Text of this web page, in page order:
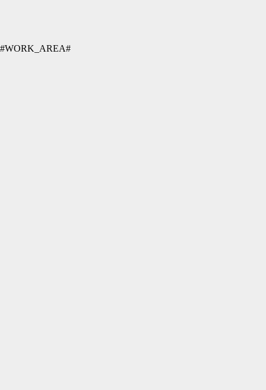
#WORK_AREA#